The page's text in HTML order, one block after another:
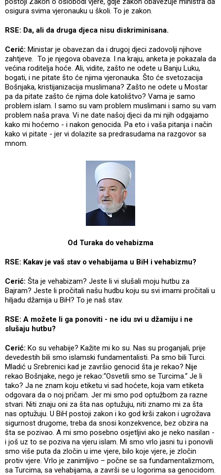
osigura svima vjeronauku u školi. To je zakon.
RSE: Da, ali da druga djeca nisu diskriminisana.
Cerić: Ministar je obavezan da i drugoj djeci zadovolji njihove
zahtjeve. To je njegova obaveza. I na kraju, anketa je pokazala da
većina roditelja hoće. Ali, vidite, zašto ne odete u Banju Luku,
bogati, i ne pitate što će njima vjeronauka. Što će svetozacija
Bošnjaka, kristijanizacija muslimana? Zašto ne odete u Mostar
pa da pitate zašto će njima dole katolištvo? Vama je samo
problem islam. I samo su vam problem muslimani i samo su vam
problem naša prava. Vi ne date našoj djeci da mi njih odgajamo
kako mi hoćemo - i nakon genocida. Pa eto i vaša pitanja i način
kako vi pitate - jer vi dolazite sa predrasudama na razgovor sa
mnom.
Od Turaka do vehabizma
RSE: Kakav je vaš stav o vehabijama u BiH i vehabizmu?
Cerić: Šta je vehabizam? Jeste li vi slušali moju hutbu za
Bajram? Jeste li pročitali našu hudbu koju su svi imami pročitali u
hiljadu džamija u BiH? To je naš stav.
RSE: A možete li ga ponoviti - ne idu svi u džamiju i ne
slušaju hutbu?
Cerić: Ko su vehabije? Kažite mi ko su. Nas su proganjali, prije
devedestih bili smo islamski fundamentalisti. Pa smo bili Turci.
Mladić u Srebrenici kad je završio genocid šta je rekao? Nije
rekao Bošnjake, nego je rekao:“Osvetili smo se Turcima.“ Je li
tako? Ja ne znam koju etiketu vi sad hoćete, koja vam etiketa
odgovara da o noj pričam. Jer mi smo pod optužbom za razne
stvari. Niti znaju oni za šta nas optužuju, niti znamo mi za šta
nas optužuju. U BiH postoji zakon i ko god krši zakon i ugrožava
sigurnost drugome, treba da snosi konzekvence, bez obzira na
šta se pozivao. A mi smo posebno osjetljivi ako je neko nasilan -
i još uz to se poziva na vjeru islam. Mi smo vrlo jasni tu i ponovili
smo više puta da zločin u ime vjere, bilo koje vjere, je zločin
protiv vjere. Vrlo je zanimljivo – počne se sa fundamentalizmom,
sa Turcima, sa vehabijama, a završi se u logorima sa genocidom.